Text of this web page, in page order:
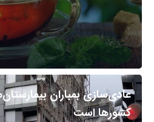
عادی‌سازی بمباران
کشورها است